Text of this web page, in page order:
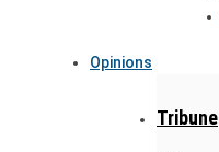
Opinions
Tribune